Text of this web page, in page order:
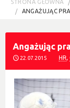
STRONA GŁÓWNA
ANGAŻUJĄC
Angażując
22.07.2015 HR,